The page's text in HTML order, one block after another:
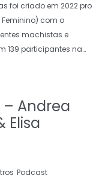
foi criado em 2022 pro
Feminino) com o
machistas e
139 participantes na…
Andrea
Elisa
Podcast